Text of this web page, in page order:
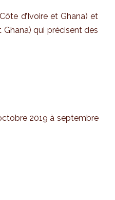
d’Ivoire et Ghana) et
Ghana) qui précisent des
2019 à septembre